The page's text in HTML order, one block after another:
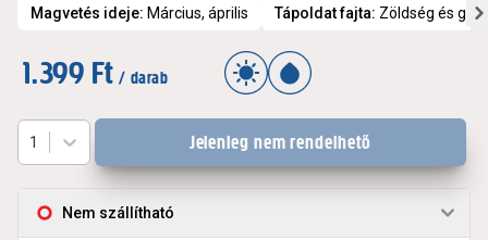
Magvetés ideje: Március, április Tápoldat fajta: Zöldség és
1.399 Ft / darab
Nem szállítható
1 Jelenleg nem rendelhető